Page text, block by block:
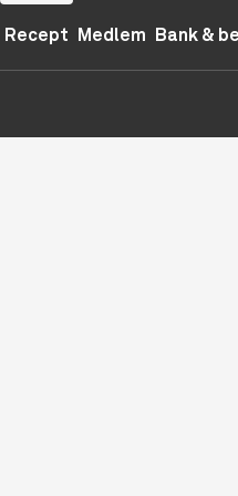
Recept Medlem Bank &